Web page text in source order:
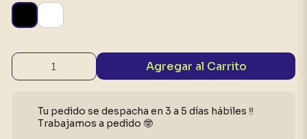
Agregar al Carrito
Tu pedido se despacha en 3 a 5 días hábiles ‼️
Trabajamos a pedido 🤓